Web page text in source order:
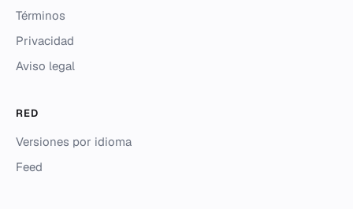
Términos
Privacidad
Aviso legal
RED
Versiones por idioma
Feed